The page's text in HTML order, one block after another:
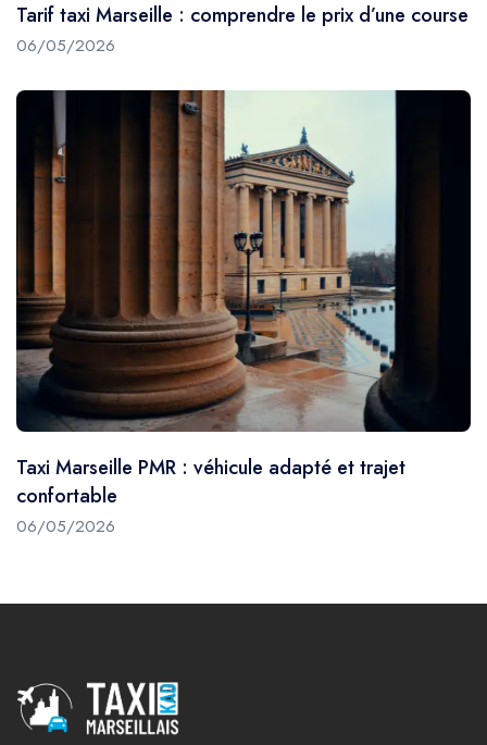
Tarif taxi Marseille : comprendre le prix d’une course
06/05/2026
Taxi Marseille PMR : véhicule adapté et trajet
confortable
06/05/2026